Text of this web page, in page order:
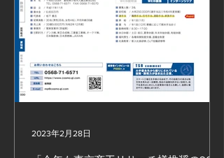
2023年2月28日